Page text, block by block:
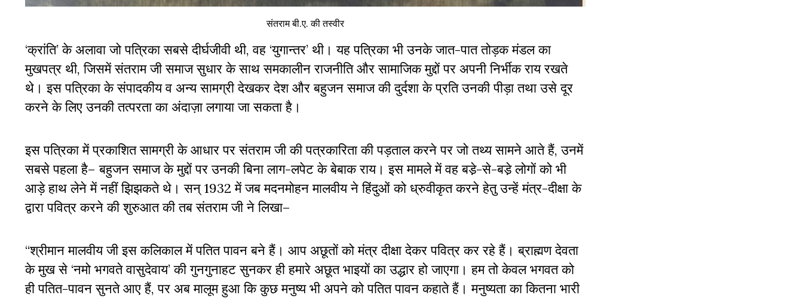
संतराम बी.ए. की तस्वीर
‘क्रांति’ के अलावा जो पत्रिका सबसे दीर्घजीवी थी, वह ‘युगान्तर’ थी। यह पत्रिका भी उनके जात-पात तोड़क मंडल का
मुखपत्र थी, जिसमें संतराम जी समाज सुधार के साथ समकालीन राजनीति और सामाजिक मुद्दों पर अपनी निर्भीक राय रखते
थे। इस पत्रिका के संपादकीय व अन्य सामग्री देखकर देश और बहुजन समाज की दुर्दशा के प्रति उनकी पीड़ा तथा उसे दूर
करने के लिए उनकी तत्परता का अंदाज़ा लगाया जा सकता है।
इस पत्रिका में प्रकाशित सामग्री के आधार पर संतराम जी की पत्रकारिता की पड़ताल करने पर जो तथ्य सामने आते हैं, उनमें
सबसे पहला है– बहुजन समाज के मुद्दों पर उनकी बिना लाग-लपेट के बेबाक राय। इस मामले में वह बडे़-से-बडे़ लोगों को भी
आड़े हाथ लेने में नहीं झिझकते थे। सन् 1932 में जब मदनमोहन मालवीय ने हिंदुओं को ध्रुवीकृत करने हेतु उन्हें मंत्र-दीक्षा के
द्वारा पवित्र करने की शुरुआत की तब संतराम जी ने लिखा–
“श्रीमान मालवीय जी इस कलिकाल में पतित पावन बने हैं। आप अछूतों को मंत्र दीक्षा देकर पवित्र कर रहे हैं। ब्राह्मण देवता
के मुख से ‘नमो भगवते वासुदेवाय’ की गुनगुनाहट सुनकर ही हमारे अछूत भाइयों का उद्धार हो जाएगा। हम तो केवल भगवत को
ही पतित-पावन सुनते आए हैं, पर अब मालूम हुआ कि कुछ मनुष्य भी अपने को पतित पावन कहाते हैं। मनुष्यता का कितना भारी